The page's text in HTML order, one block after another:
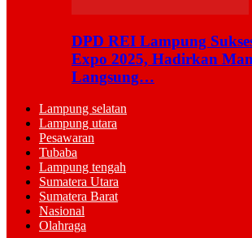
DPD REI Lampung
Expo 2025, Hadirkan
Langsung…
Lampung selatan
Lampung utara
Pesawaran
Tubaba
Lampung tengah
Sumatera Utara
Sumatera Barat
Nasional
Olahraga